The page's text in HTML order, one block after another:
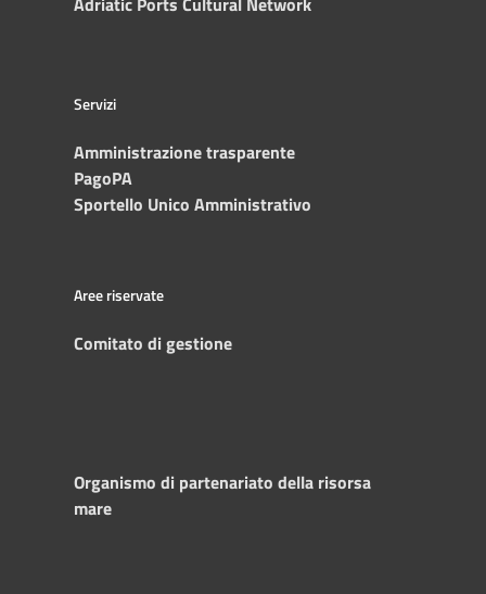
Servizi
Amministrazione trasparente
PagoPA
Sportello Unico Amministrativo
Aree riservate
Comitato di gestione
Organismo di partenariato della risorsa
mare